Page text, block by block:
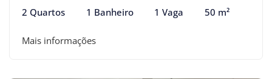
2 Quartos 1 Banheiro 1 Vaga 50 m²
Mais informações